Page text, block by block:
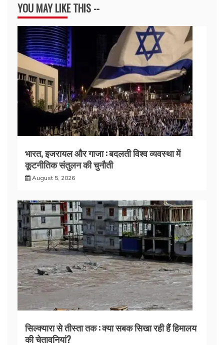
YOU MAY LIKE THIS --
भारत, इजरायल और गाजा : बदलती विश्व व्यवस्था में
कूटनीतिक संतुलन की चुनौती
August 5, 2026
सिल्क्यारा से तीस्ता तक : क्या सबक सिखा रही हैं हिमालय
की चेतावनियां?